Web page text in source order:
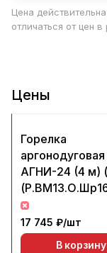
Цена
отличаться от цен
Цены
Горелка
аргонодуговая
АГНИ-24 (4 м)
17 745 ₽/шт
В корзину